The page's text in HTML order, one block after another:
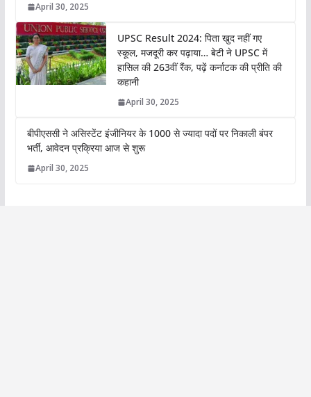
April 30, 2025
UPSC Result 2024: पिता खुद नहीं गए
स्कूल, मजदूरी कर पढ़ाया… बेटी ने UPSC में
हासिल की 263वीं रैंक, पढ़ें कर्नाटक की प्रीति की
कहानी
April 30, 2025
बीपीएससी ने असिस्टेंट इंजीनियर के 1000 से ज्यादा पदों पर निकाली बंपर
भर्ती, आवेदन प्रक्रिया आज से शुरू
April 30, 2025